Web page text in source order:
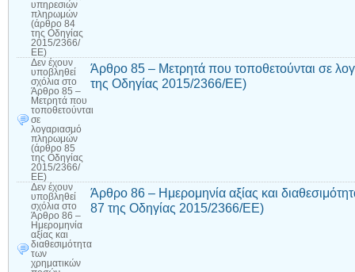
υπηρεσιών
πληρωμών
(άρθρο 84
της Οδηγίας
2015/2366/
ΕΕ)
Δεν έχουν
υποβληθεί
σχόλια στο
Άρθρο 85 –
Μετρητά που
τοποθετούνται
σε
λογαριασμό
πληρωμών
(άρθρο 85
της Οδηγίας
2015/2366/
ΕΕ)
Άρθρο 85 – Μετρητά που τοποθετούνται σε
της Οδηγίας 2015/2366/ΕΕ)
Δεν έχουν
υποβληθεί
σχόλια στο
Άρθρο 86 –
Ημερομηνία
αξίας και
διαθεσιμότητα
των
χρηματικών
Άρθρο 86 – Ημερομηνία αξίας και
87 της Οδηγίας 2015/2366/ΕΕ)